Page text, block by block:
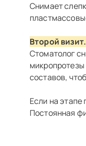
Снимает
Второй визит.
Стоматолог
составов,
Если на этапе
Постоянная